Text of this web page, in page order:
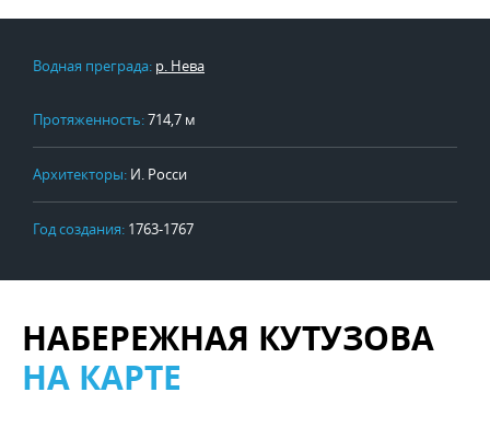
Водная преграда: р. Нева
Протяженность:714,7 м
Архитекторы: И. Росси
Год создания: 1763-1767
НАБЕРЕЖНАЯ КУТУЗОВА
НА КАРТЕ